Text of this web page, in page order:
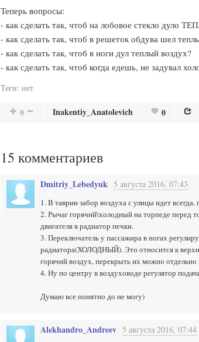
Теперь вопросы:
- как сделать так, чтоб на лобовое стекло дуло
- как сделать так, чтоб в решеток обдува шел
- как сделать так, чтоб в ноги дул теплый воздух?
- как сделать так, чтоб когда едешь, не задувал
Теги: нет
0 Inakentiy_Anatolevich 0
15 комментариев
Dmitriy_Lebedyuk 5 августа 2016, 07:43
1. В таврии забор воздуха с улицы идет всегда,
2. Рычаг горячий\холодный на торпеде перед
двигателя в радиатор печки.
3. Переключатель у пассажира в ногах
радиатора(ХОЛОДНЫЙ). Это относится к
горячий воздух, перекрыть их можно
4. Ну по центру в воздуховоде регулятор
Думаю все понятно до не могу)
Alekhandro_Andreev 5 августа 2016, 07:44